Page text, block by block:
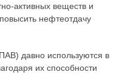
активных веществ и
нефтеотдачу
давно используются в
их способности